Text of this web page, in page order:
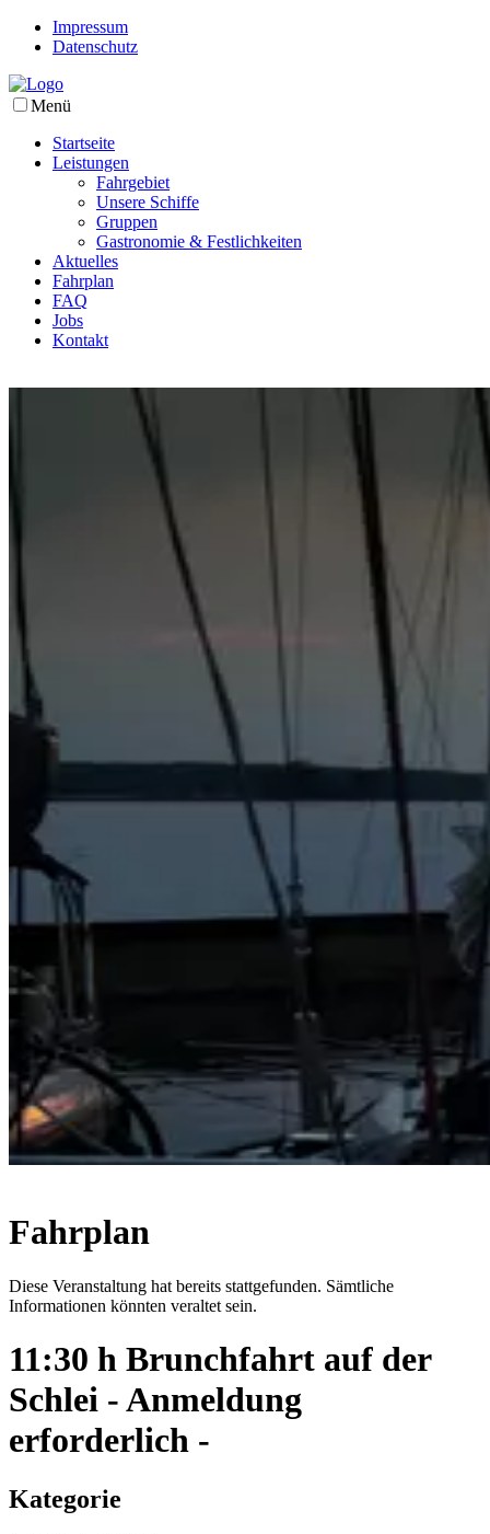
Impressum
Datenschutz
Menü
Startseite
Leistungen
Fahrgebiet
Unsere Schiffe
Gruppen
Gastronomie & Festlichkeiten
Aktuelles
Fahrplan
FAQ
Jobs
Kontakt
Fahrplan
Diese Veranstaltung hat bereits stattgefunden. Sämtliche
Informationen könnten veraltet sein.
11:30 h Brunchfahrt auf der
Schlei - Anmeldung
erforderlich -
Kategorie